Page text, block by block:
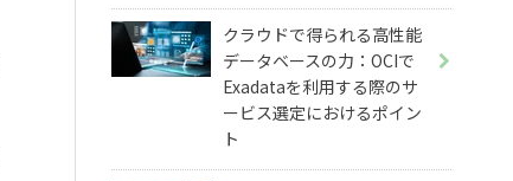
クラウドで得られる高性能
データベースの力：OCIで
Exadataを利用する際のサ
ービス選定におけるポイン
ト